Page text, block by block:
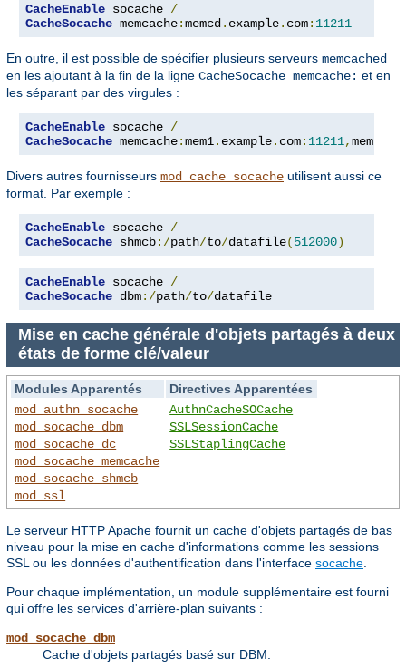
CacheEnable socache /
CacheSocache memcache:memcd. example. com: 11211
En outre, il est possible de spécifier plusieurs serveurs memcached
en les ajoutant à la fin de la ligne CacheSocache memcache: et en
les séparant par des virgules :
CacheEnable socache /
CacheSocache memcache:mem1. example. com: 11211,mem2
Divers autres fournisseurs mod_cache_socache utilisent aussi ce
format. Par exemple :
CacheEnable socache /
CacheSocache shmcb:/path/to/datafile(512000)
CacheEnable socache /
CacheSocache dbm:/path/to/datafile
Mise en cache générale d'objets partagés à deux
états de forme clé/valeur
Modules Apparentés
Directives Apparentées
mod_authn_socache
mod_socache_dbm
mod_socache_dc
mod_socache_memcache
mod_socache_shmcb
mod_ssl
AuthnCacheSOCache
SSLSessionCache
SSLStaplingCache
Le serveur HTTP Apache fournit un cache d'objets partagés de bas
niveau pour la mise en cache d'informations comme les sessions
SSL ou les données d'authentification dans l'interface socache
Pour chaque implémentation, un module supplémentaire est fourni
qui offre les services d'arrière-plan suivants :
mod_socache_dbm
Cache d'objets partagés basé sur DBM.